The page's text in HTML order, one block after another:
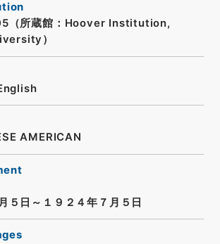
（所蔵館：Hoover Institution,
）
AMERICAN
５日～１９２４年７月５日